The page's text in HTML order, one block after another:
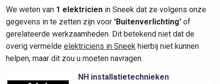
We weten van 1 elektricien in Sneek dat ze volgens onze
gegevens in te zetten zijn voor 'Buitenverlichting' of
gerelateerde werkzaamheden. Dit betekend niet dat de
overig vermelde elektriciens in Sneek hierbij niet kunnen
helpen, maar dit zou u moeten navragen.
NH installatietechnieken